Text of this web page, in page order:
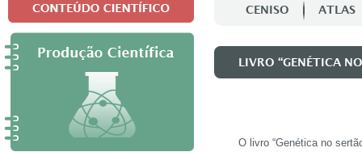
CENISO ATLAS
LIVRO “GENÉTICA
O livro “Genética no